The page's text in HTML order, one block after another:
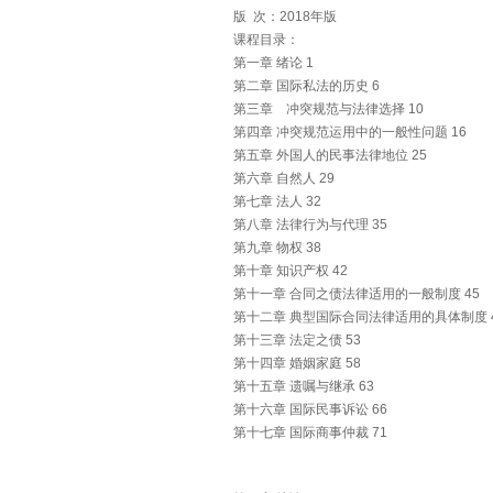
版 次：2018年版
课程目录：
第一章 绪论 1
第二章 国际私法的历史 6
第三章 冲突规范与法律选择 10
第四章 冲突规范运用中的一般性问题 16
第五章 外国人的民事法律地位 25
第六章 自然人 29
第七章 法人 32
第八章 法律行为与代理 35
第九章 物权 38
第十章 知识产权 42
第十一章 合同之债法律适用的一般制度 45
第十二章 典型国际合同法律适用的具体制度
第十三章 法定之债 53
第十四章 婚姻家庭 58
第十五章 遗嘱与继承 63
第十六章 国际民事诉讼 66
第十七章 国际商事仲裁 71